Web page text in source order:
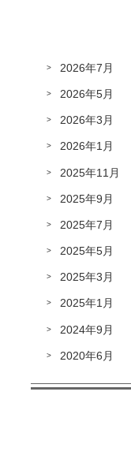
2026年7月
2026年5月
2026年3月
2026年1月
2025年11月
2025年9月
2025年7月
2025年5月
2025年3月
2025年1月
2024年9月
2020年6月